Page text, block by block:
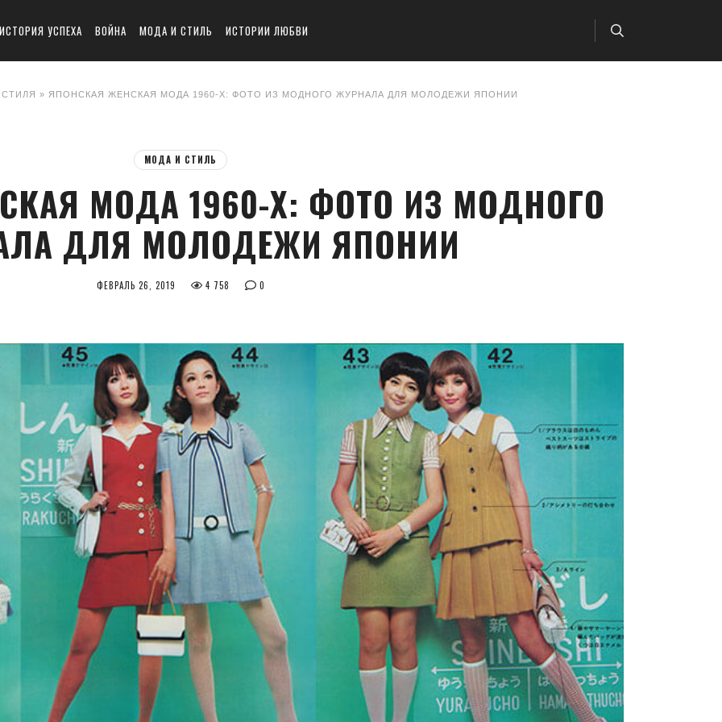
ИСТОРИЯ УСПЕХА ВОЙНА МОДА И СТИЛЬ ИСТОРИИ ЛЮБВИ
» ЯПОНСКАЯ ЖЕНСКАЯ МОДА 1960-Х: ФОТО ИЗ МОДНОГО ЖУРНАЛА ДЛЯ МОЛОДЕЖИ ЯПОНИИ
МОДА И СТИЛЬ
МОДА 1960-Х: ФОТО ИЗ МОДНОГО
ДЛЯ МОЛОДЕЖИ ЯПОНИИ
ФЕВРАЛЬ 26, 2019 4 758 0